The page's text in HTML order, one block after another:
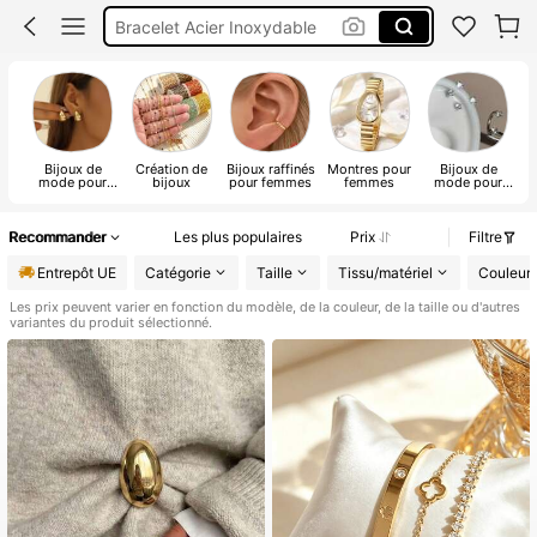
Bracelet Acier Inoxydable
Bracelet
Bijoux de
mode pour
Création de
bijoux
Bijoux raffinés
pour femmes
Montres pour
femmes
Bijoux de
mode pour
Recommander Les plus populaires Prix
Filtre
Entrepôt UE
Catégorie Taille Tissu/matériel Couleur
Les prix peuvent varier en fonction du modèle, de la couleur, de la taille ou d'autres
variantes du produit sélectionné.